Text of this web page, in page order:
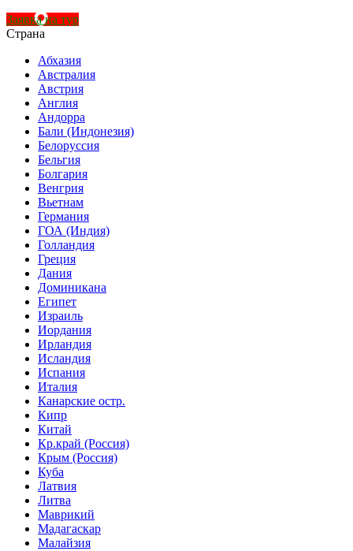
Заявка на тур
Страна
Абхазия
Австралия
Австрия
Англия
Андорра
Бали (Индонезия)
Белоруссия
Бельгия
Болгария
Венгрия
Вьетнам
Германия
ГОА (Индия)
Голландия
Греция
Дания
Доминикана
Египет
Израиль
Иордания
Ирландия
Исландия
Испания
Италия
Канарские остр.
Кипр
Китай
Кр.край (Россия)
Крым (Россия)
Куба
Латвия
Литва
Маврикий
Мадагаскар
Малайзия